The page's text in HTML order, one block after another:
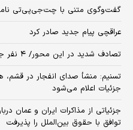
گفت‌وگوی متنی با چت‌جی‌پی‌تی
عراقچی پیام جدید صادر کرد
تصادف شدید در این محور/ ۴ نفر جان باختند
تسنیم: منشأ صدای انفجار در
جزئیات اعلام می‌شود
جزئیاتی از مذاکرات ایران و عمان
توافق با حقوق بین‌الملل را پذیرفت